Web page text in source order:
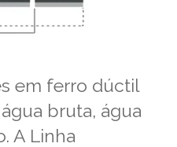
em ferro dúctil
bruta, água
A Linha